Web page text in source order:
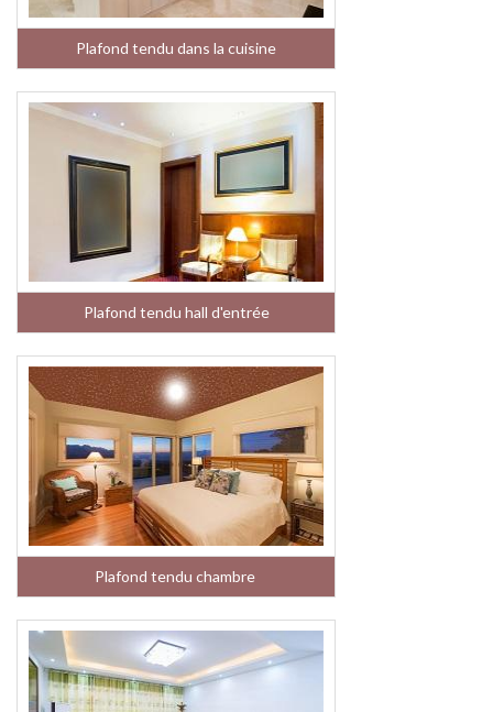
Plafond tendu dans la cuisine
Plafond tendu hall d'entrée
Plafond tendu chambre